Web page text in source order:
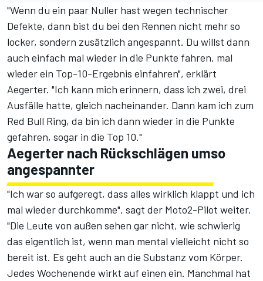
"Wenn du ein paar Nuller hast wegen technischer
Defekte, dann bist du bei den Rennen nicht mehr so
locker, sondern zusätzlich angespannt. Du willst dann
auch einfach mal wieder in die Punkte fahren, mal
wieder ein Top-10-Ergebnis einfahren", erklärt
Aegerter. "Ich kann mich erinnern, dass ich zwei, drei
Ausfälle hatte, gleich nacheinander. Dann kam ich zum
Red Bull Ring, da bin ich dann wieder in die Punkte
gefahren, sogar in die Top 10."
Aegerter nach Rückschlägen umso
angespannter
"Ich war so aufgeregt, dass alles wirklich klappt und ich
mal wieder durchkomme", sagt der Moto2-Pilot weiter.
"Die Leute von außen sehen gar nicht, wie schwierig
das eigentlich ist, wenn man mental vielleicht nicht so
bereit ist. Es geht auch an die Substanz vom Körper.
Jedes Wochenende wirkt auf einen ein. Manchmal hat